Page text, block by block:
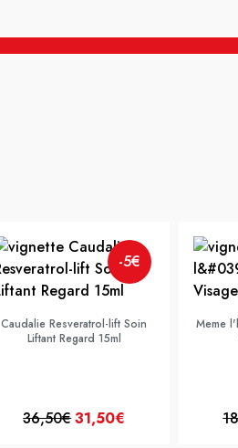
-5€
Caudalie Resveratrol-lift Soin
Liftant Regard 15ml
36,50€31,50€
Meme